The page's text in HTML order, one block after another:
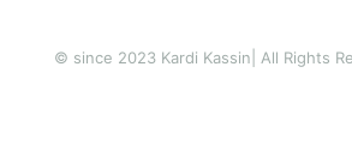
© since 2023 Kardi Kassin| All Rights